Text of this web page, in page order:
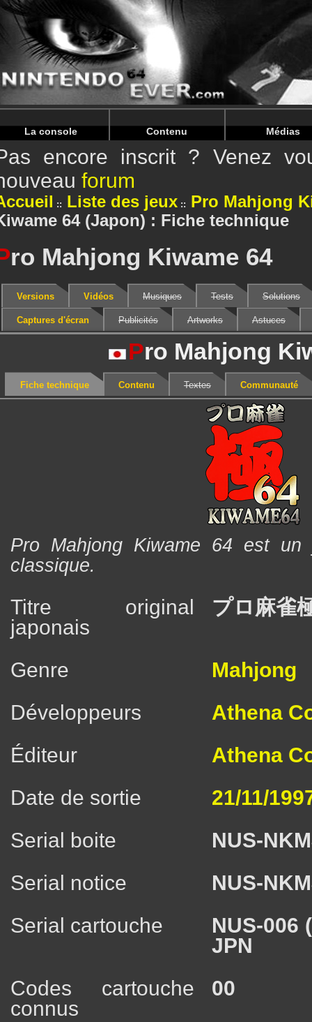
Warning: Undefined array key "HTTP_REFERER" in /
Warning: Undefined array key "HTTP_REFERER" in /
La console Contenu Médias
encore inscrit ? Venez
forum
Liste des jeux
Pro Mahjong
64 (Japon) : Fiche technique
ro Mahjong Kiwame 64
Versions Vidéos Musiques Tests Solutions
Captures d'écran Publicités Artworks Astuces
Pro Mahjong
Fiche technique Contenu Textes Communauté
Pro Mahjong Kiwame 64 est
classique.
Titre original
japonais
プロ麻雀
Genre
Mahjong
Développeurs
Athena
Éditeur
Athena
Date de sortie
21/11/
Serial boite
NUS-
Serial notice
NUS-
Serial cartouche
NUS-006
JPN
Codes cartouche
connus
00